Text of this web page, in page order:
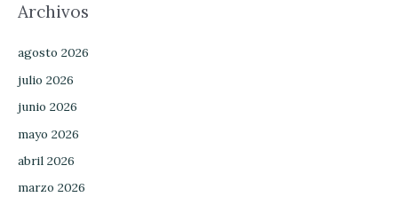
Archivos
agosto 2026
julio 2026
junio 2026
mayo 2026
abril 2026
marzo 2026